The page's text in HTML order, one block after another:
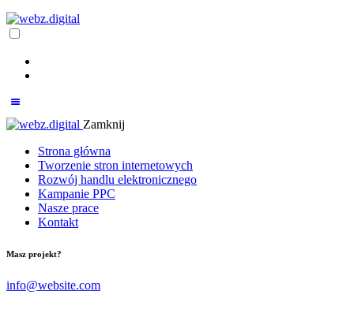
Zamknij
Strona główna
Tworzenie stron internetowych
Rozwój handlu elektronicznego
Kampanie PPC
Nasze prace
Kontakt
Masz projekt?
info@website.com